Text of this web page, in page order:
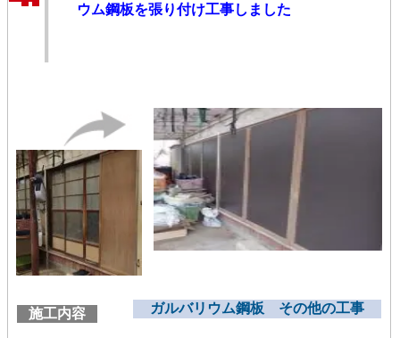
ウム鋼板を張り付け工事しました
施工内容 ガルバリウム鋼板 その他の工事